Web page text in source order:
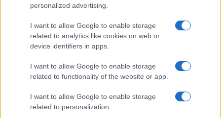
personalized advertising.
I want to allow Google to enable storage
related to analytics like cookies on web or
device identifiers in apps.
I want to allow Google to enable storage
related to functionality of the website or app.
I want to allow Google to enable storage
related to personalization.
Ricette di mare estive: primi piatti veloci e ricchi di